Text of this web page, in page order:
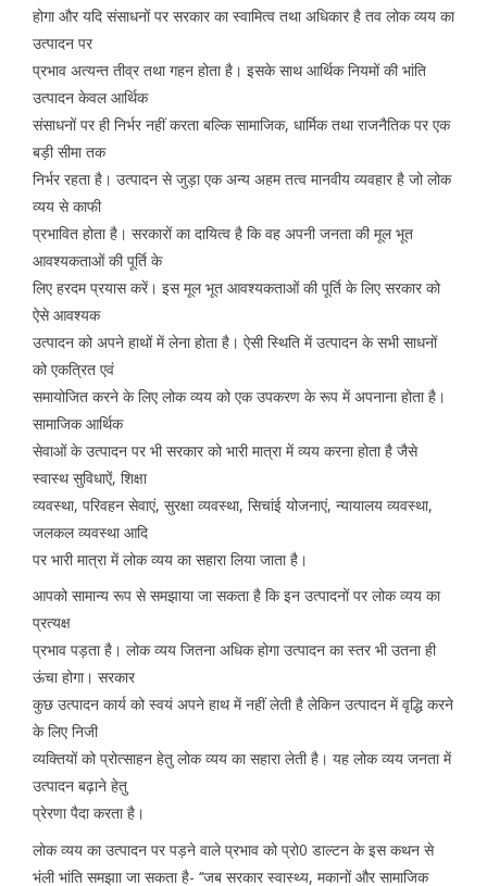
होगा और यदि संसाधनों पर सरकार का स्वामित्व तथा अधिकार है तव लोक व्यय का
उत्पादन पर
प्रभाव अत्यन्त तीव्र तथा गहन होता है। इसके साथ आर्थिक नियमों की भांति
उत्पादन केवल आर्थिक
संसाधनों पर ही निर्भर नहीं करता बल्कि सामाजिक, धार्मिक तथा राजनैतिक पर एक
बड़ी सीमा तक
निर्भर रहता है। उत्पादन से जुड़ा एक अन्य अहम तत्व मानवीय व्यवहार है जो लोक
व्यय से काफी
प्रभावित होता है। सरकारों का दायित्व है कि वह अपनी जनता की मूल भूत
आवश्यकताओं की पूर्ति के
लिए हरदम प्रयास करें। इस मूल भूत आवश्यकताओं की पूर्ति के लिए सरकार को
ऐसे आवश्यक
उत्पादन को अपने हाथों में लेना होता है। ऐसी स्थिति में उत्पादन के सभी साधनों
को एकत्रित एवं
समायोजित करने के लिए लोक व्यय को एक उपकरण के रूप में अपनाना होता है।
सामाजिक आर्थिक
सेवाओं के उत्पादन पर भी सरकार को भारी मात्रा में व्यय करना होता है जैसे
स्वास्थ सुविधाऐं, शिक्षा
व्यवस्था, परिवहन सेवाएं, सुरक्षा व्यवस्था, सिचांई योजनाएं, न्यायालय व्यवस्था,
जलकल व्यवस्था आदि
पर भारी मात्रा में लोक व्यय का सहारा लिया जाता है।
आपको सामान्य रूप से समझाया जा सकता है कि इन उत्पादनों पर लोक व्यय का
प्रत्यक्ष
प्रभाव पड़ता है। लोक व्यय जितना अधिक होगा उत्पादन का स्तर भी उतना ही
ऊंचा होगा। सरकार
कुछ उत्पादन कार्य को स्वयं अपने हाथ में नहीं लेती है लेकिन उत्पादन में वृद्धि करने
के लिए निजी
व्यक्तियों को प्रोत्साहन हेतु लोक व्यय का सहारा लेती है। यह लोक व्यय जनता में
उत्पादन बढ़ाने हेतु
प्रेरणा पैदा करता है।
लोक व्यय का उत्पादन पर पड़ने वाले प्रभाव को प्रो0 डाल्टन के इस कथन से
भंली भांति समझाा जा सकता है- ‘‘जब सरकार स्वास्थ्य, मकानों और सामाजिक